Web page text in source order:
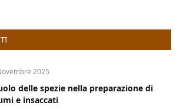
2025
delle spezie nella preparazione di
e insaccati